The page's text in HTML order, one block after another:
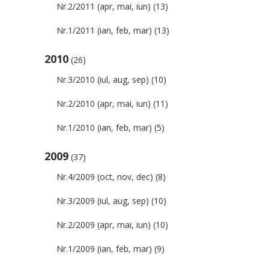
Nr.2/2011 (apr, mai, iun) (13)
Nr.1/2011 (ian, feb, mar) (13)
2010 (26)
Nr.3/2010 (iul, aug, sep) (10)
Nr.2/2010 (apr, mai, iun) (11)
Nr.1/2010 (ian, feb, mar) (5)
2009 (37)
Nr.4/2009 (oct, nov, dec) (8)
Nr.3/2009 (iul, aug, sep) (10)
Nr.2/2009 (apr, mai, iun) (10)
Nr.1/2009 (ian, feb, mar) (9)